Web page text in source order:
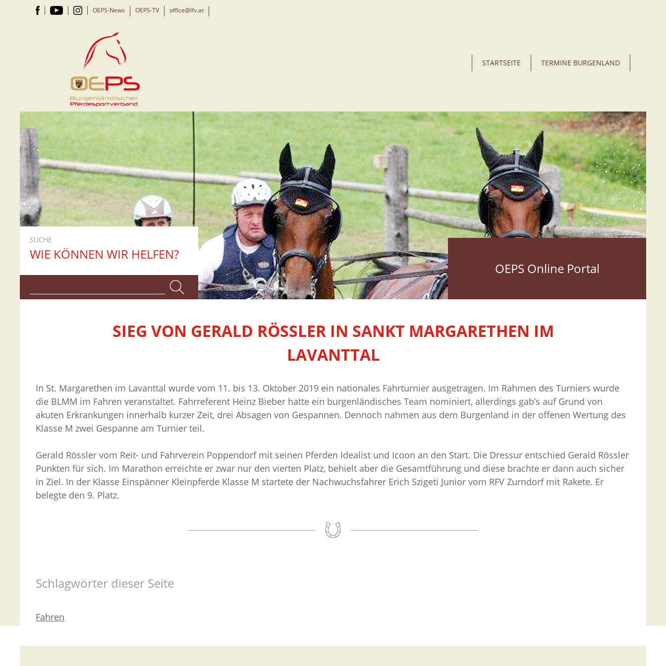
STARTSEITE TERMINE BURGENLAND
OEPS-News OEPS-TV office@lfv.at
OEPS Online Portal
SUCHE
WIE KÖNNEN WIR HELFEN?
SIEG VON GERALD RÖSSLER IN SANKT MARGARETHEN IM
LAVANTTAL
In St. Margarethen im Lavanttal wurde vom 11. bis 13. Oktober 2019 ein nationales Fahrturnier ausgetragen. Im Rahmen des Turniers wurde
die BLMM im Fahren veranstaltet. Fahrreferent Heinz Bieber hatte ein burgenländisches Team nominiert, allerdings gab’s auf Grund von
akuten Erkrankungen innerhalb kurzer Zeit, drei Absagen von Gespannen. Dennoch nahmen aus dem Burgenland in der offenen Wertung des
Klasse M zwei Gespanne am Turnier teil.
Gerald Rössler vom Reit- und Fahrverein Poppendorf mit seinen Pferden Idealist und Icoon an den Start. Die Dressur entschied Gerald Rössler
Punkten für sich. Im Marathon erreichte er zwar nur den vierten Platz, behielt aber die Gesamtführung und diese brachte er dann auch sicher
in Ziel. In der Klasse Einspänner Kleinpferde Klasse M startete der Nachwuchsfahrer Erich Szigeti Junior vom RFV Zurndorf mit Rakete. Er
belegte den 9. Platz.
Schlagwörter dieser Seite
Fahren